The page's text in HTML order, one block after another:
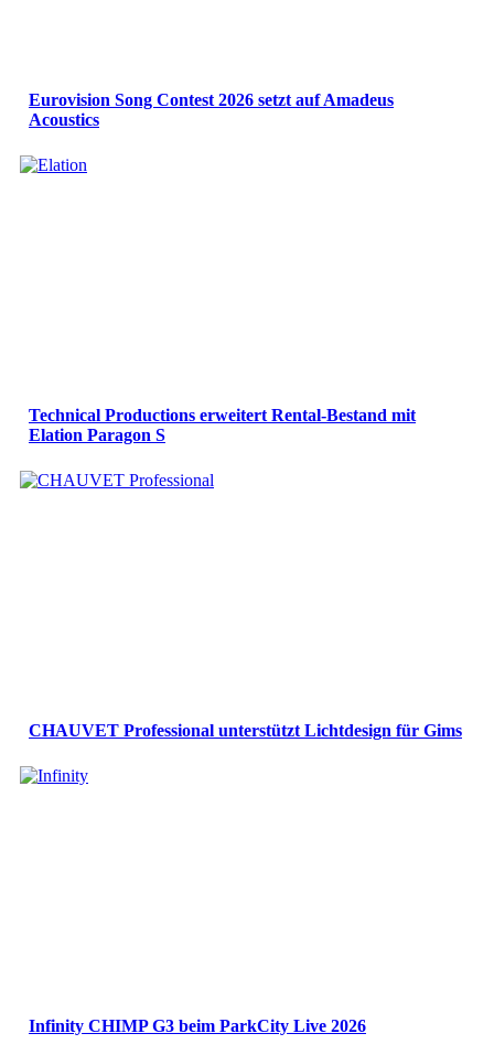
Eurovision Song Contest 2026 setzt auf Amadeus
Acoustics
Technical Productions erweitert Rental-Bestand mit
Elation Paragon S
CHAUVET Professional unterstützt Lichtdesign für Gims
Infinity CHIMP G3 beim ParkCity Live 2026